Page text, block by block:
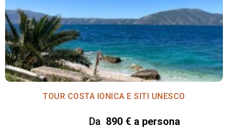
TOUR COSTA IONICA E SITI UNESCO
Da 890 € a persona